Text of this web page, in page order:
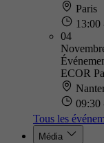
Paris
13:00
04
ECOR
09:30
Tous les
Média